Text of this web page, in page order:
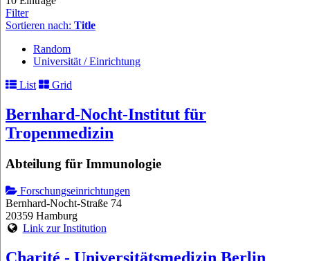
Filter
Sortieren nach: Title
Random
Universität / Einrichtung
List
Grid
Bernhard-Nocht-Institut für
Tropenmedizin
Abteilung für Immunologie
Forschungseinrichtungen
Bernhard-Nocht-Straße 74
20359 Hamburg
Link zur Institution